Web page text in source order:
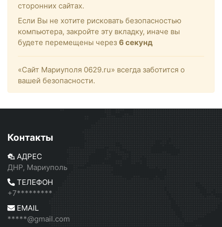
сторонних сайтах.
Если Вы не хотите рисковать безопасностью
компьютера, закройте эту вкладку, иначе вы
будете перемещены через 6 секунд
«Сайт Мариуполя 0629.ru» всегда заботится о
вашей безопасности.
Контакты
АДРЕС
ДНР, Мариуполь
ТЕЛЕФОН
+7*********
EMAIL
*****@gmail.com